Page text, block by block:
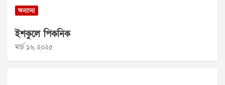
অন্যান্য
ইশকুলে পিকনিক
মার্চ ১৬, ২০২৫